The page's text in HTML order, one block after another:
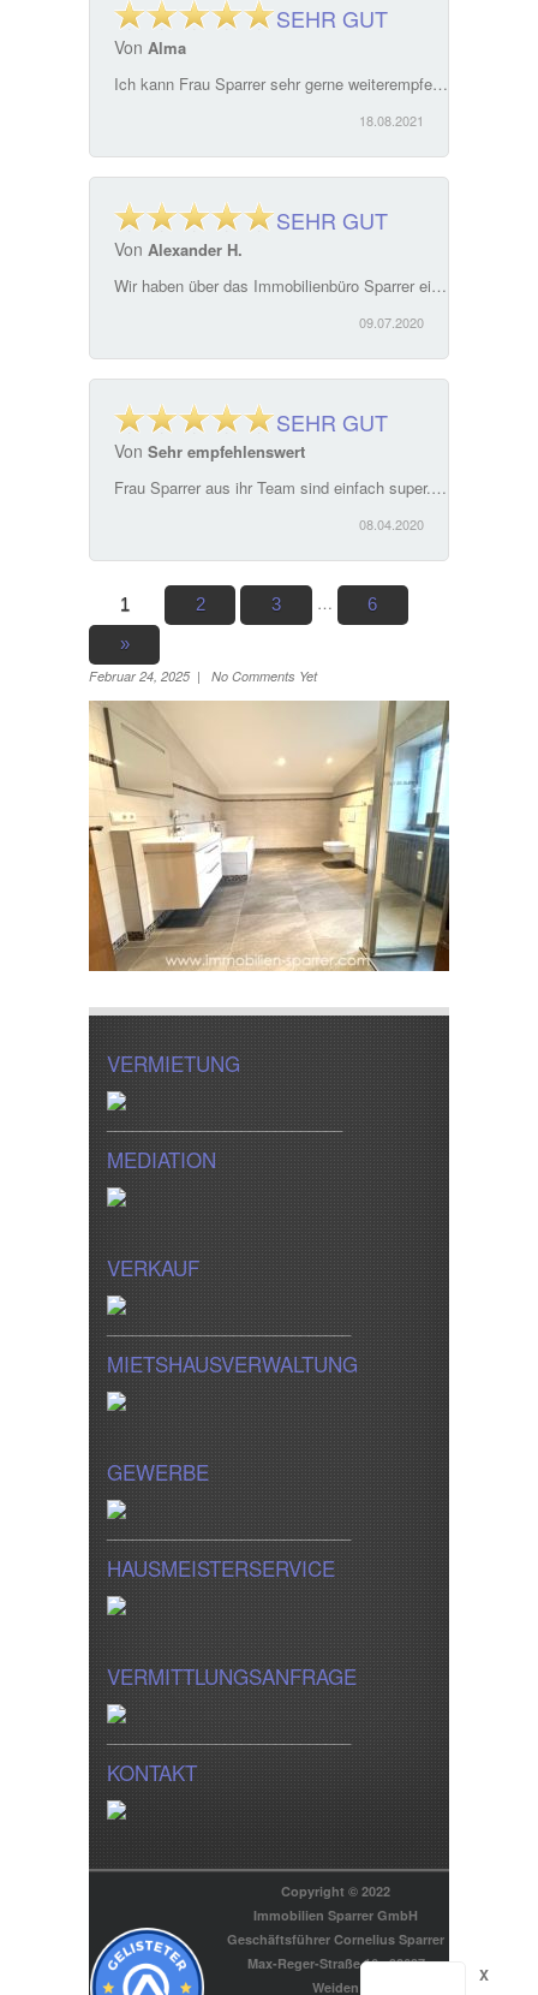
SEHR GUT
Von Alma
Ich kann Frau Sparrer sehr gerne weiterempfehlen. Alles verlief komplikationlos . Sehr einfache Kommunikation sowohl mit Frau Sparrer als auch mit ihrer Kolleginnen ! Kompetentes Team
18.08.2021
SEHR GUT
Von Alexander H.
Wir haben über das Immobilienbüro Sparrer ein Haus in Weiden Ost gefunden und gemietet. Die Betreuung vom ersten Gespräch bis zur Übergabe war klasse. Wir haben uns zu jedem Zeitpunkt hervorragend betreut, verstanden und aufgehoben gefühlt. Das Büro können wir nur empfehlen. Wir haben über die ganzen Jahre selten eine so kompetente Betreuung erfahren. Nochmals vielen Dank dafür.
09.07.2020
SEHR GUT
Von Sehr empfehlenswert
Frau Sparrer aus ihr Team sind einfach super. Ein ausgesprochen guter Service. Hat sich bei unserem Hausverkauf perfekt um alles gekümmert und alle noch notwendigen Schritte erledigt. Sehr empfehlenswert
08.04.2020
1 2 3 … 6
»
Februar 24, 2025 | No Comments Yet
VERMIETUNG
____________________________
MEDIATION
VERKAUF
_____________________________
MIETSHAUSVERWALTUNG
GEWERBE
_____________________________
HAUSMEISTERSERVICE
VERMITTLUNGSANFRAGE
_____________________________
KONTAKT
Copyright © 2022
Immobilien Sparrer GmbH
Geschäftsführer Cornelius Sparrer
Max-Reger-Straße 16 . 92637
Weiden
X